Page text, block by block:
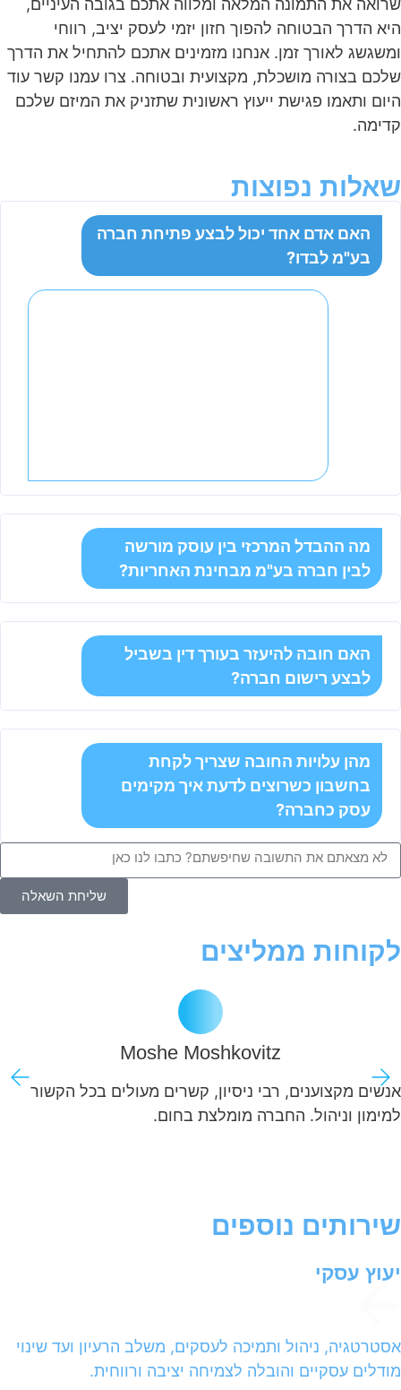
שרואה את התמונה המלאה ומלווה אתכם בגובה העיניים,
היא הדרך הבטוחה להפוך חזון יזמי לעסק יציב, רווחי
ומשגשג לאורך זמן. אנחנו מזמינים אתכם להתחיל את הדרך
שלכם בצורה מושכלת, מקצועית ובטוחה. צרו עמנו קשר עוד
היום ותאמו פגישת ייעוץ ראשונית שתזניק את המיזם שלכם
קדימה.
שאלות נפוצות
האם אדם אחד יכול לבצע פתיחת חברה
בע"מ לבדו?
מה ההבדל המרכזי בין עוסק מורשה
לבין חברה בע"מ מבחינת האחריות?
האם חובה להיעזר בעורך דין בשביל
לבצע רישום חברה?
מהן עלויות החובה שצריך לקחת
בחשבון כשרוצים לדעת איך מקימים
עסק כחברה?
שליחת השאלה
לקוחות ממליצים
Moshe Moshkovitz
אנשים מקצוענים, רבי ניסיון, קשרים מעולים בכל הקשור
למימון וניהול. החברה מומלצת בחום.
שירותים נוספים
יעוץ עסקי
אסטרטגיה, ניהול ותמיכה לעסקים, משלב הרעיון ועד שינוי
מודלים עסקיים והובלה לצמיחה יציבה ורווחית.